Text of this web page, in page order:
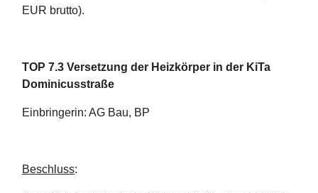
EUR brutto).
TOP 7.3 Versetzung der Heizkörper in der KiTa
Dominicusstraße
Einbringerin: AG Bau, BP
Beschluss: